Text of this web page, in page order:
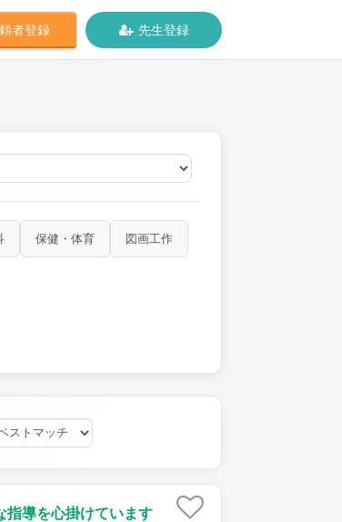
者登録 先生登録
保健・体育 図画工作
指導を心掛けています